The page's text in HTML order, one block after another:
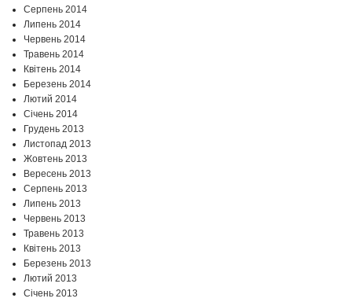
Серпень 2014
Липень 2014
Червень 2014
Травень 2014
Квітень 2014
Березень 2014
Лютий 2014
Січень 2014
Грудень 2013
Листопад 2013
Жовтень 2013
Вересень 2013
Серпень 2013
Липень 2013
Червень 2013
Травень 2013
Квітень 2013
Березень 2013
Лютий 2013
Січень 2013